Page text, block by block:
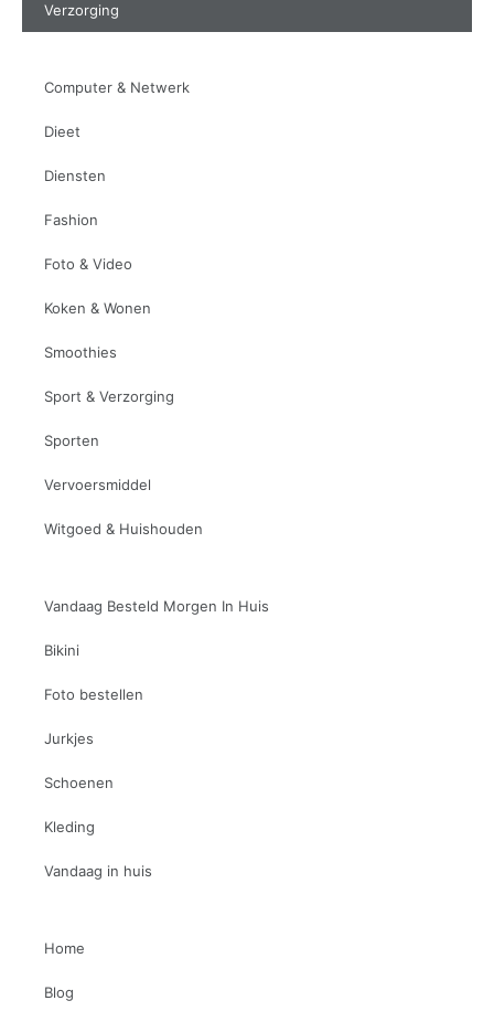
Verzorging
Computer & Netwerk
Dieet
Diensten
Fashion
Foto & Video
Koken & Wonen
Smoothies
Sport & Verzorging
Sporten
Vervoersmiddel
Witgoed & Huishouden
Vandaag Besteld Morgen In Huis
Bikini
Foto bestellen
Jurkjes
Schoenen
Kleding
Vandaag in huis
Home
Blog